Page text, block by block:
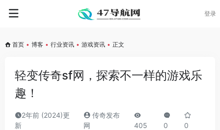
登录
首页 • 博客 • 行业资讯 • 游戏资讯 • 正文
轻变传奇sf网，探索不一样的游戏乐
趣！
2年前 (2024)更
新
传奇发布
网
405 0 0